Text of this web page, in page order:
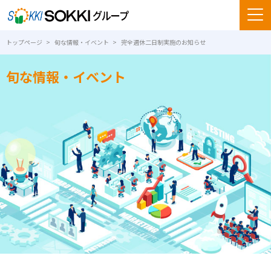
トップページ 旬な情報・イベント 完全週休二日制実施のお知らせ
旬な情報・イベント